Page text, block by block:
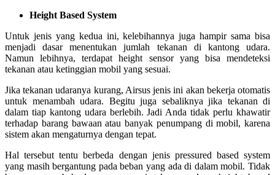
Height Based System
Untuk jenis yang kedua ini, kelebihannya juga hampir sama bisa
menjadi dasar menentukan jumlah tekanan di kantong udara.
Namun lebihnya, terdapat height sensor yang bisa mendeteksi
tekanan atau ketinggian mobil yang sesuai.
Jika tekanan udaranya kurang, Airsus jenis ini akan bekerja otomatis
untuk menambah udara. Begitu juga sebaliknya jika tekanan di
dalam tiap kantong udara berlebih. Jadi Anda tidak perlu khawatir
terhadap barang bawaan atau banyak penumpang di mobil, karena
sistem akan mengaturnya dengan tepat.
Hal tersebut tentu berbeda dengan jenis pressured based system
yang masih bergantung pada beban yang ada di dalam mobil. Tidak